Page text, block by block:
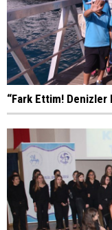
“Fark Ettim! Denizler